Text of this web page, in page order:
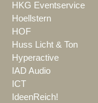
HKG Eventservice
Hoellstern
HOF
Huss Licht & Ton
Hyperactive
IAD Audio
ICT
IdeenReich!